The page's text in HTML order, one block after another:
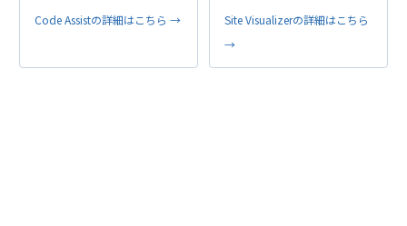
Code Assistの詳細はこちら →
Site Visualizerの詳細はこちら
→